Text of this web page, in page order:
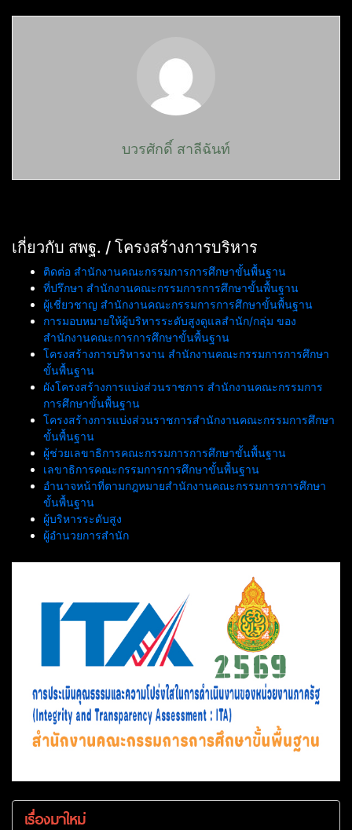
บวรศักดิ์ สาลีฉันท์
เกี่ยวกับ สพฐ. / โครงสร้างการบริหาร
ติดต่อ สำนักงานคณะกรรมการการศึกษาขั้นพื้นฐาน
ที่ปรึกษา สำนักงานคณะกรรมการการศึกษาขั้นพื้นฐาน
ผู้เชี่ยวชาญ สำนักงานคณะกรรมการการศึกษาขั้นพื้นฐาน
การมอบหมายให้ผู้บริหารระดับสูงดูแลสำนัก/กลุ่ม ของ
สำนักงานคณะการการศึกษาขั้นพื้นฐาน
โครงสร้างการบริหารงาน สำนักงานคณะกรรมการการศึกษา
ขั้นพื้นฐาน
ผังโครงสร้างการแบ่งส่วนราชการ สำนักงานคณะกรรมการ
การศึกษาขั้นพื้นฐาน
โครงสร้างการแบ่งส่วนราชการสำนักงานคณะกรรมการศึกษา
ขั้นพื้นฐาน
ผู้ช่วยเลขาธิการคณะกรรมการการศึกษาขั้นพื้นฐาน
เลขาธิการคณะกรรมการการศึกษาขั้นพื้นฐาน
อำนาจหน้าที่ตามกฎหมายสำนักงานคณะกรรมการการศึกษา
ขั้นพื้นฐาน
ผู้บริหารระดับสูง
ผู้อำนวยการสำนัก
เรื่องมาใหม่